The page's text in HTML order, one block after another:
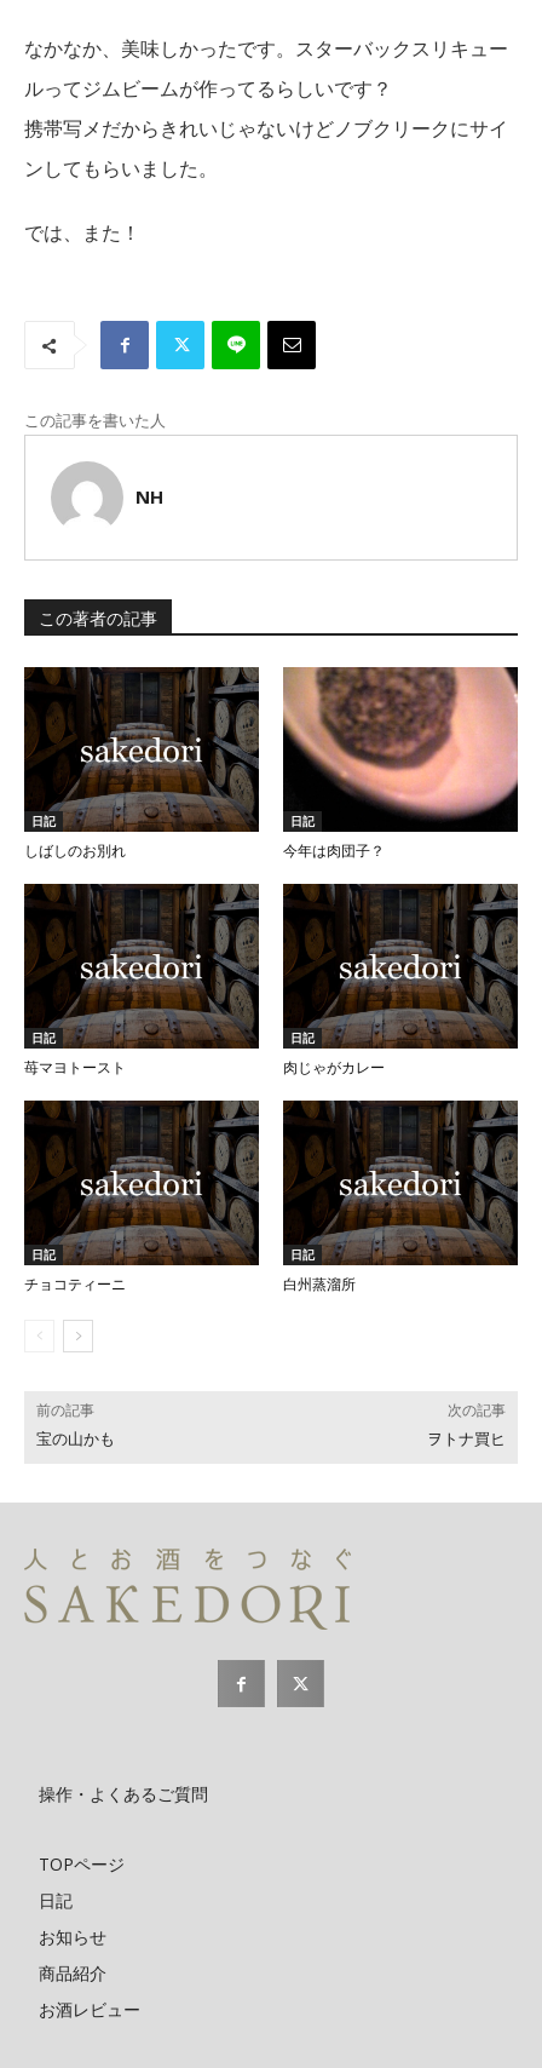
なかなか、美味しかったです。スターバックスリキュー
ルってジムビームが作ってるらしいです？
携帯写メだからきれいじゃないけどノブクリークにサイ
ンしてもらいました。
では、また！
この記事を書いた人
NH
この著者の記事
日記
しばしのお別れ
日記
今年は肉団子？
日記
苺マヨトースト
日記
肉じゃがカレー
日記
チョコティーニ
日記
白州蒸溜所
前の記事
宝の山かも
次の記事
ヲトナ買ヒ
操作・よくあるご質問
TOPページ
日記
お知らせ
商品紹介
お酒レビュー